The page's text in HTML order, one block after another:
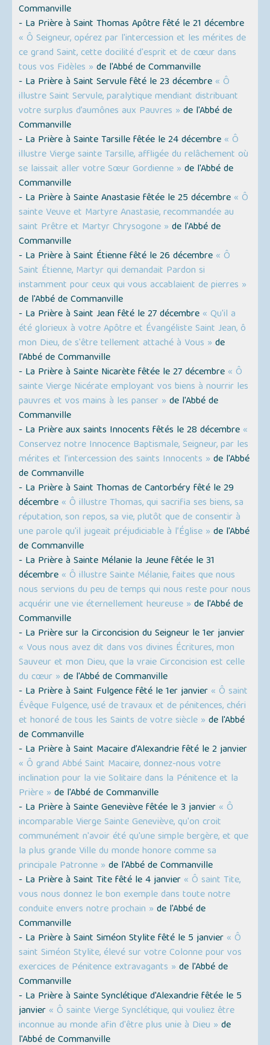
Commanville
- La Prière à Saint Thomas Apôtre fêté le 21 décembre
« Ô Seigneur, opérez par l'intercession et les mérites de
ce grand Saint, cette docilité d'esprit et de cœur dans
tous vos Fidèles » de l'Abbé de Commanville
- La Prière à Saint Servule fêté le 23 décembre « Ô
illustre Saint Servule, paralytique mendiant distribuant
votre surplus d’aumônes aux Pauvres » de l'Abbé de
Commanville
- La Prière à Sainte Tarsille fêtée le 24 décembre « Ô
illustre Vierge sainte Tarsille, affligée du relâchement où
se laissait aller votre Sœur Gordienne » de l'Abbé de
Commanville
- La Prière à Sainte Anastasie fêtée le 25 décembre « Ô
sainte Veuve et Martyre Anastasie, recommandée au
saint Prêtre et Martyr Chrysogone » de l'Abbé de
Commanville
- La Prière à Saint Étienne fêté le 26 décembre « Ô
Saint Étienne, Martyr qui demandait Pardon si
instamment pour ceux qui vous accablaient de pierres »
de l'Abbé de Commanville
- La Prière à Saint Jean fêté le 27 décembre « Qu'il a
été glorieux à votre Apôtre et Évangéliste Saint Jean, ô
mon Dieu, de s'être tellement attaché à Vous » de
l'Abbé de Commanville
- La Prière à Sainte Nicarète fêtée le 27 décembre « Ô
sainte Vierge Nicérate employant vos biens à nourrir les
pauvres et vos mains à les panser » de l'Abbé de
Commanville
- La Prière aux saints Innocents fêtés le 28 décembre «
Conservez notre Innocence Baptismale, Seigneur, par les
mérites et l’intercession des saints Innocents » de l'Abbé
de Commanville
- La Prière à Saint Thomas de Cantorbéry fêté le 29
décembre « Ô illustre Thomas, qui sacrifia ses biens, sa
réputation, son repos, sa vie, plutôt que de consentir à
une parole qu'il jugeait préjudiciable à l’Église » de l'Abbé
de Commanville
- La Prière à Sainte Mélanie la Jeune fêtée le 31
décembre « Ô illustre Sainte Mélanie, faites que nous
nous servions du peu de temps qui nous reste pour nous
acquérir une vie éternellement heureuse » de l'Abbé de
Commanville
- La Prière sur la Circoncision du Seigneur le 1er janvier
« Vous nous avez dit dans vos divines Écritures, mon
Sauveur et mon Dieu, que la vraie Circoncision est celle
du cœur » de l'Abbé de Commanville
- La Prière à Saint Fulgence fêté le 1er janvier « Ô saint
Évêque Fulgence, usé de travaux et de pénitences, chéri
et honoré de tous les Saints de votre siècle » de l'Abbé
de Commanville
- La Prière à Saint Macaire d’Alexandrie fêté le 2 janvier
« Ô grand Abbé Saint Macaire, donnez-nous votre
inclination pour la vie Solitaire dans la Pénitence et la
Prière » de l'Abbé de Commanville
- La Prière à Sainte Geneviève fêtée le 3 janvier « Ô
incomparable Vierge Sainte Geneviève, qu'on croit
communément n'avoir été qu'une simple bergère, et que
la plus grande Ville du monde honore comme sa
principale Patronne » de l'Abbé de Commanville
- La Prière à Saint Tite fêté le 4 janvier « Ô saint Tite,
vous nous donnez le bon exemple dans toute notre
conduite envers notre prochain » de l'Abbé de
Commanville
- La Prière à Saint Siméon Stylite fêté le 5 janvier « Ô
saint Siméon Stylite, élevé sur votre Colonne pour vos
exercices de Pénitence extravagants » de l'Abbé de
Commanville
- La Prière à Sainte Synclétique d'Alexandrie fêtée le 5
janvier « Ô sainte Vierge Synclétique, qui vouliez être
inconnue au monde afin d'être plus unie à Dieu » de
l'Abbé de Commanville